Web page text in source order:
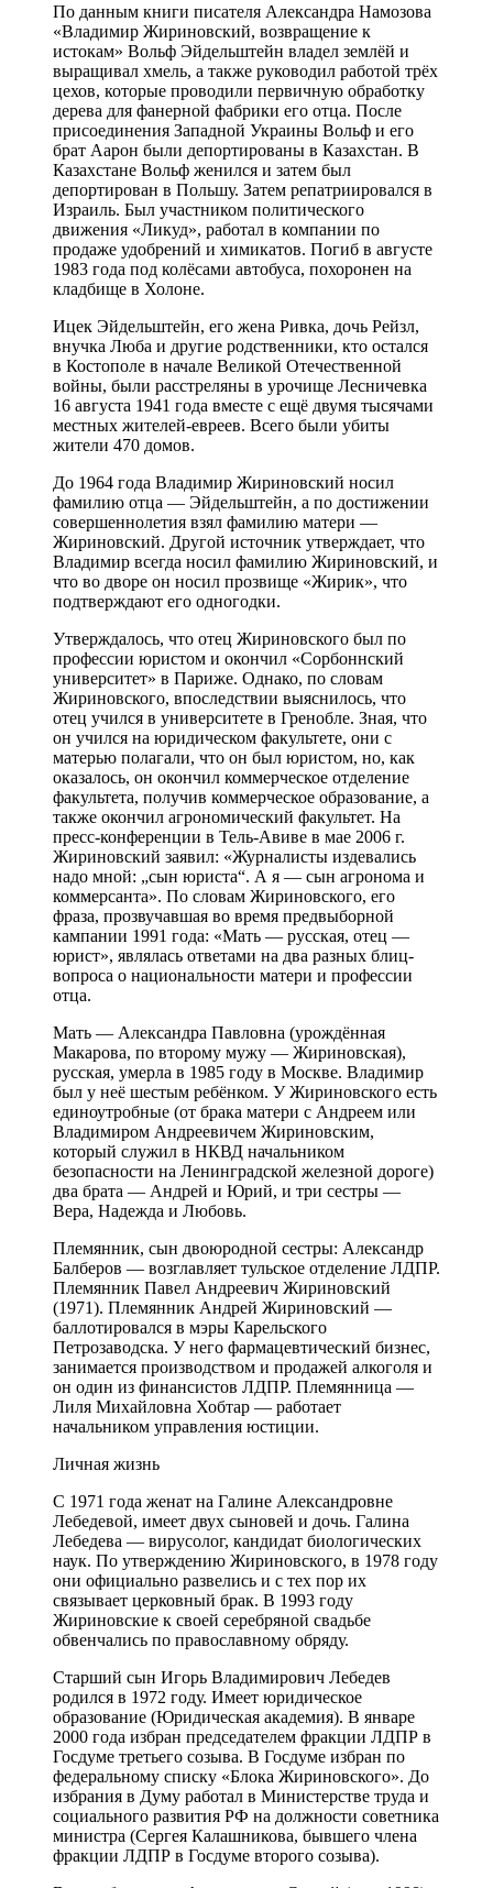
По данным книги писателя Александра Намозова
«Владимир Жириновский, возвращение к
истокам» Вольф Эйдельштейн владел землёй и
выращивал хмель, а также руководил работой трёх
цехов, которые проводили первичную обработку
дерева для фанерной фабрики его отца. После
присоединения Западной Украины Вольф и его
брат Аарон были депортированы в Казахстан. В
Казахстане Вольф женился и затем был
депортирован в Польшу. Затем репатриировался в
Израиль. Был участником политического
движения «Ликуд», работал в компании по
продаже удобрений и химикатов. Погиб в августе
1983 года под колёсами автобуса, похоронен на
кладбище в Холоне.
Ицек Эйдельштейн, его жена Ривка, дочь Рейзл,
внучка Люба и другие родственники, кто остался
в Костополе в начале Великой Отечественной
войны, были расстреляны в урочище Лесничевка
16 августа 1941 года вместе с ещё двумя тысячами
местных жителей-евреев. Всего были убиты
жители 470 домов.
До 1964 года Владимир Жириновский носил
фамилию отца — Эйдельштейн, а по достижении
совершеннолетия взял фамилию матери —
Жириновский. Другой источник утверждает, что
Владимир всегда носил фамилию Жириновский, и
что во дворе он носил прозвище «Жирик», что
подтверждают его одногодки.
Утверждалось, что отец Жириновского был по
профессии юристом и окончил «Сорбоннский
университет» в Париже. Однако, по словам
Жириновского, впоследствии выяснилось, что
отец учился в университете в Гренобле. Зная, что
он учился на юридическом факультете, они с
матерью полагали, что он был юристом, но, как
оказалось, он окончил коммерческое отделение
факультета, получив коммерческое образование, а
также окончил агрономический факультет. На
пресс-конференции в Тель-Авиве в мае 2006 г.
Жириновский заявил: «Журналисты издевались
надо мной: „сын юриста“. А я — сын агронома и
коммерсанта». По словам Жириновского, его
фраза, прозвучавшая во время предвыборной
кампании 1991 года: «Мать — русская, отец —
юрист», являлась ответами на два разных блиц-
вопроса о национальности матери и профессии
отца.
Мать — Александра Павловна (урождённая
Макарова, по второму мужу — Жириновская),
русская, умерла в 1985 году в Москве. Владимир
был у неё шестым ребёнком. У Жириновского есть
единоутробные (от брака матери с Андреем или
Владимиром Андреевичем Жириновским,
который служил в НКВД начальником
безопасности на Ленинградской железной дороге)
два брата — Андрей и Юрий, и три сестры —
Вера, Надежда и Любовь.
Племянник, сын двоюродной сестры: Александр
Балберов — возглавляет тульское отделение ЛДПР.
Племянник Павел Андреевич Жириновский
(1971). Племянник Андрей Жириновский —
баллотировался в мэры Карельского
Петрозаводска. У него фармацевтический бизнес,
занимается производством и продажей алкоголя и
он один из финансистов ЛДПР. Племянница —
Лиля Михайловна Хобтар — работает
начальником управления юстиции.
Личная жизнь
С 1971 года женат на Галине Александровне
Лебедевой, имеет двух сыновей и дочь. Галина
Лебедева — вирусолог, кандидат биологических
наук. По утверждению Жириновского, в 1978 году
они официально развелись и с тех пор их
связывает церковный брак. В 1993 году
Жириновские к своей серебряной свадьбе
обвенчались по православному обряду.
Старший сын Игорь Владимирович Лебедев
родился в 1972 году. Имеет юридическое
образование (Юридическая академия). В январе
2000 года избран председателем фракции ЛДПР в
Госдуме третьего созыва. В Госдуме избран по
федеральному списку «Блока Жириновского». До
избрания в Думу работал в Министерстве труда и
социального развития РФ на должности советника
министра (Сергея Калашникова, бывшего члена
фракции ЛДПР в Госдуме второго созыва).